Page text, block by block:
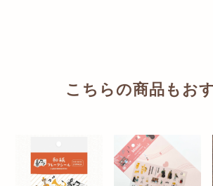
こちらの商品もお